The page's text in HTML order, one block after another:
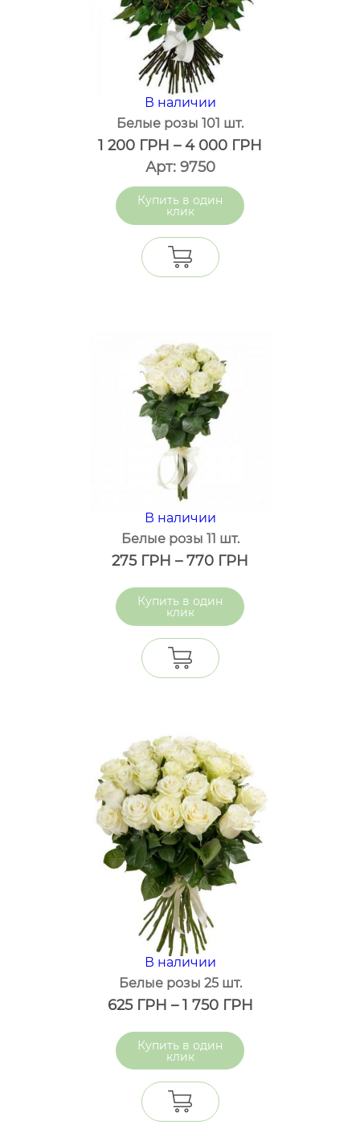
В наличии
Белые розы 101 шт.
1 200 ГРН –4 000 ГРН
Арт: 9750
один
клик
В наличии
Белые розы 11 шт.
275 ГРН –770 ГРН
один
клик
В наличии
Белые розы 25 шт.
625 ГРН –1 750 ГРН
один
клик